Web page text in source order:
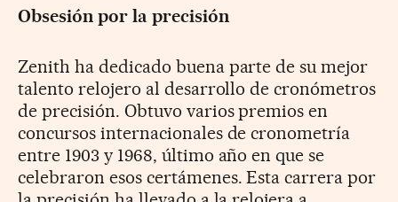
Obsesión por la precisión
Zenith ha dedicado buena parte de su mejor
talento relojero al desarrollo de cronómetros
de precisión. Obtuvo varios premios en
concursos internacionales de cronometría
entre 1903 y 1968, último año en que se
celebraron esos certámenes. Esta carrera por